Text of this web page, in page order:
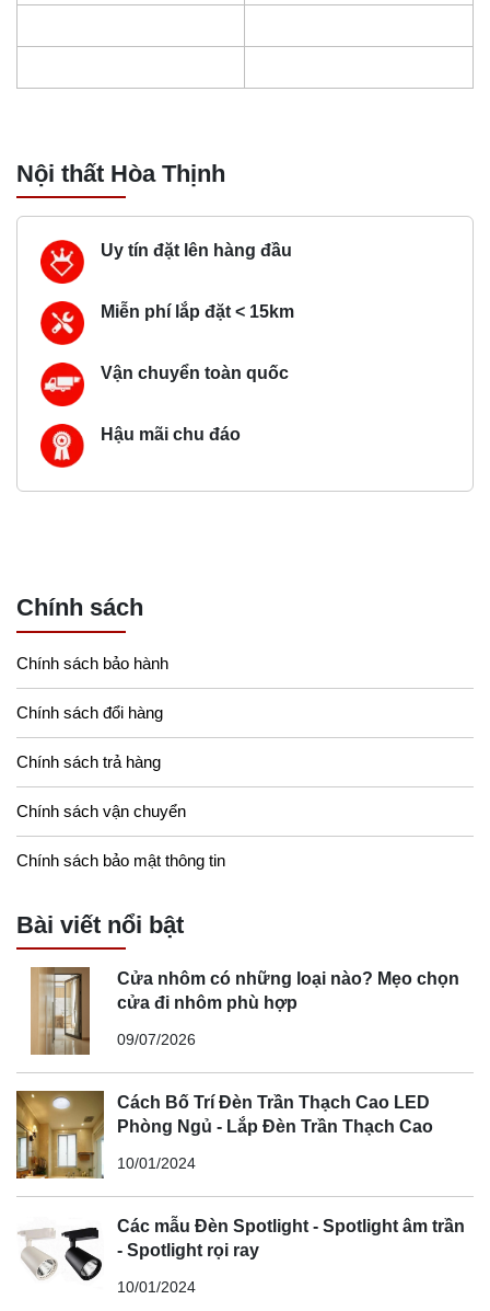
Nội thất Hòa Thịnh
Uy tín đặt lên hàng đầu
Miễn phí lắp đặt < 15km
Vận chuyển toàn quốc
Hậu mãi chu đáo
Chính sách
Chính sách bảo hành
Chính sách đổi hàng
Chính sách trả hàng
Chính sách vận chuyển
Chính sách bảo mật thông tin
Bài viết nổi bật
Cửa nhôm có những loại nào? Mẹo chọn
cửa đi nhôm phù hợp
09/07/2026
Cách Bố Trí Đèn Trần Thạch Cao LED
Phòng Ngủ - Lắp Đèn Trần Thạch Cao
10/01/2024
Các mẫu Đèn Spotlight - Spotlight âm trần
- Spotlight rọi ray
10/01/2024